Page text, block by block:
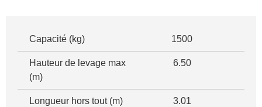
Capacité (kg) 1500
Hauteur de levage max
(m)
6.50
Longueur hors tout (m) 3.01